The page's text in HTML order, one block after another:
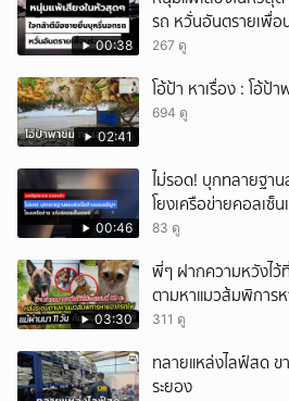
00:38
รถ หวั่นอันตรายเพื่อ
267 ดู
02:41
โอ้ป้า หาเรื่อง : โอ้ป้
694 ดู
00:46
ไม่รอด! บุกทลายฐา
โยงเครือข่ายคอลเซ็น
83 ดู
03:30
พี่ๆ ฝากความหวังไว้
ตามหาแมวส้มพิการ
311 ดู
ทลายแหล่งไลฟ์สด ข
ระยอง